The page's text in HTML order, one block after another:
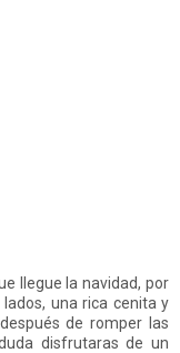
llegue la navidad, por
una rica cenita y
de romper las
disfrutaras de un